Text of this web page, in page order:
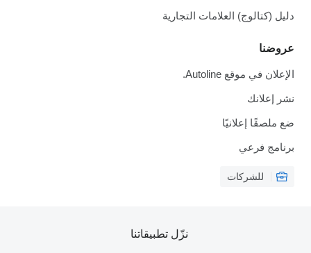
دليل (كتالوج) العلامات التجارية
عروضنا
الإعلان في موقع Autoline.
نشر إعلانك
ضع ملصقًا إعلانيًا
برنامج فرعي
للشركات
نزّل تطبيقاتنا